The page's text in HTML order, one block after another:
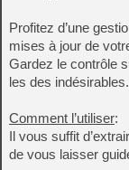
Profitez d’une
mises à jour de
Gardez le contrôle
les des indésirables.
Comment l’utiliser:
Il vous suffit
de vous laisser